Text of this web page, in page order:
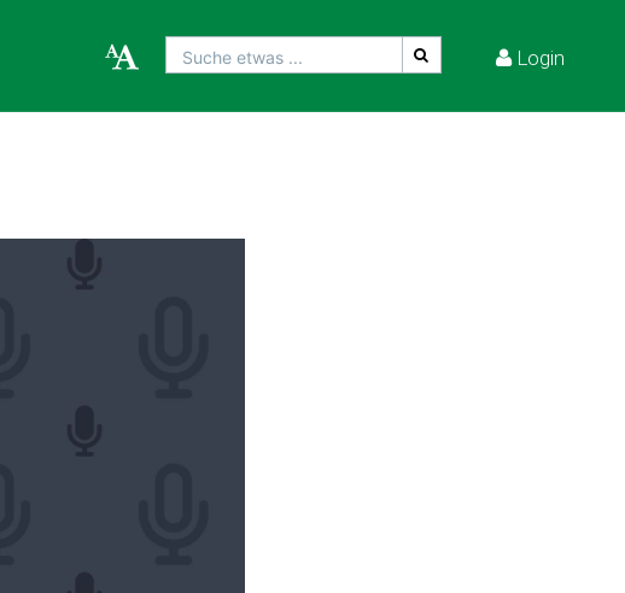
Suche etwas ... Login